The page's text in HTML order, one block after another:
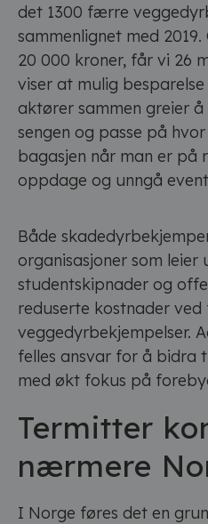
det 1300 færre
sammenlignet med
20 000 kroner, får vi 26
viser at mulig
aktører sammen greier
sengen og passe på
bagasjen når man er på
oppdage og unngå
Både
organisasjoner som leier
studentskipnader og
reduserte kostnader
veggedyrbekjempelser.
felles ansvar for å bidra
med økt fokus på
Termitter
nærmere
I Norge føres det en